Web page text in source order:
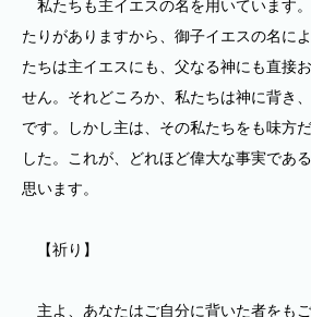
私たちも主イエスの名を用いています
たりがありますから、御子イエスの名に
たちは主イエスにも、父なる神にも直接
せん。それどころか、私たちは神に背き
です。しかし主は、その私たちをも味方
した。これが、どれほど偉大な事実であ
思います。
【祈り】
主よ、あなたはご自分に背いた者をも